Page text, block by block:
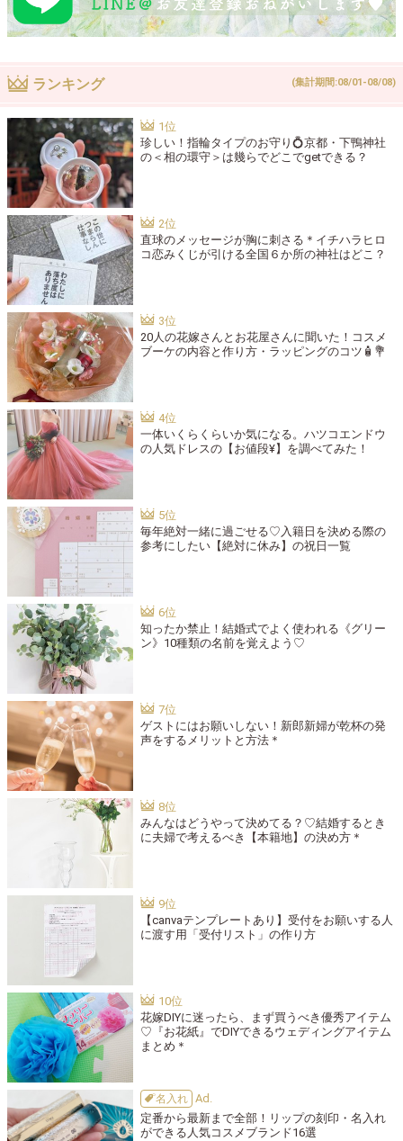
ランキング (集計期間:08/01-08/08)
珍しい！指輪タイプのお守り💍京都・下鴨神社
の＜相の環守＞は幾らでどこでgetできる？
直球のメッセージが胸に刺さる＊イチハラヒロ
コ恋みくじが引ける全国６か所の神社はどこ？
20人の花嫁さんとお花屋さんに聞いた！コスメ
ブーケの内容と作り方・ラッピングのコツ🧴💐
一体いくらくらいか気になる。ハツコエンドウ
の人気ドレスの【お値段¥】を調べてみた！
毎年絶対一緒に過ごせる♡入籍日を決める際の
参考にしたい【絶対に休み】の祝日一覧
知ったか禁止！結婚式でよく使われる《グリー
ン》10種類の名前を覚えよう♡
ゲストにはお願いしない！新郎新婦が乾杯の発
声をするメリットと方法＊
みんなはどうやって決めてる？♡結婚するとき
に夫婦で考えるべき【本籍地】の決め方＊
【canvaテンプレートあり】受付をお願いする人
に渡す用「受付リスト」の作り方
花嫁DIYに迷ったら、まず買うべき優秀アイテム
♡『お花紙』でDIYできるウェディングアイテム
まとめ＊
名入れ
定番から最新まで全部！リップの刻印・名入れ
ができる人気コスメブランド16選